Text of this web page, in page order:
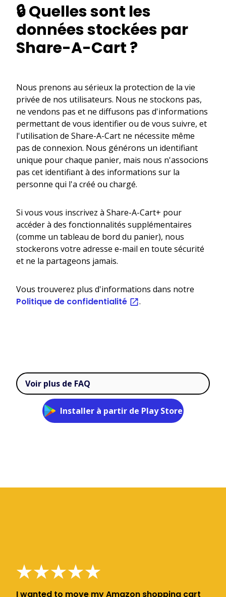
🔒 Quelles sont les
données stockées par
Share-A-Cart ?
Nous prenons au sérieux la protection de la vie
privée de nos utilisateurs. Nous ne stockons pas,
ne vendons pas et ne diffusons pas d'informations
permettant de vous identifier ou de vous suivre, et
l'utilisation de Share-A-Cart ne nécessite même
pas de connexion. Nous générons un identifiant
unique pour chaque panier, mais nous n'associons
pas cet identifiant à des informations sur la
personne qui l'a créé ou chargé.
Si vous vous inscrivez à Share-A-Cart+ pour
accéder à des fonctionnalités supplémentaires
(comme un tableau de bord du panier), nous
stockerons votre adresse e-mail en toute sécurité
et ne la partageons jamais.
Vous trouverez plus d'informations dans notre
Politique de confidentialité .
Voir plus de FAQ
Installer à partir de Play Store
I wanted to move my Amazon shopping cart